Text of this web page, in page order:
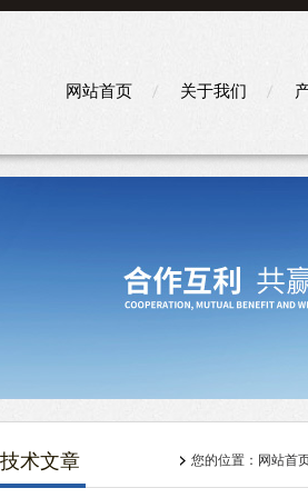
网站首页 关于我们
技术文章 您的位置： 网站首